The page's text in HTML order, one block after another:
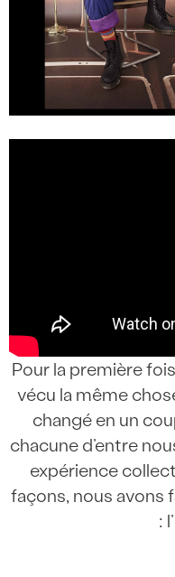
Pour la première
vécu la même
changé en un
chacune d’entre
expérience
façons, nous avons
: